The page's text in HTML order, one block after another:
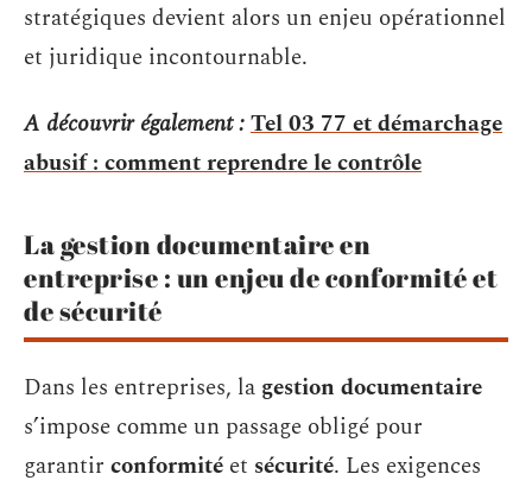
stratégiques devient alors un enjeu opérationnel
et juridique incontournable.
A découvrir également :Tel 03 77 et démarchage
abusif : comment reprendre le contrôle
La gestion documentaire en
entreprise : un enjeu de conformité et
de sécurité
Dans les entreprises, la gestion documentaire
s’impose comme un passage obligé pour
garantir conformité et sécurité. Les exigences